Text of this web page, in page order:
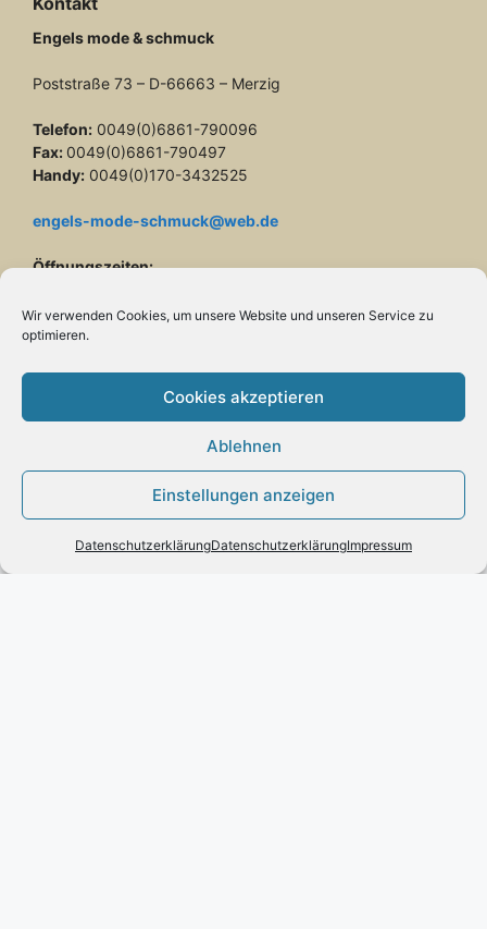
Wir verwenden Cookies, um unsere Website und unseren Service zu
optimieren.
Cookies akzeptieren
Ablehnen
Einstellungen anzeigen
DatenschutzerklärungDatenschutzerklärungImpressum
Engels mode & schmuck
Poststraße 73 – D-66663 – Merzig
Telefon: 0049(0)6861-790096
Fax: 0049(0)6861-790497
Handy: 0049(0)170-3432525
engels-mode-schmuck@web.de
Öffnungszeiten:
Dienstag bis Freitag: 10 – 13 und 14 – 17 Uhr
Samstag: 10 – 13 Uhr
Vertrag widerrufen